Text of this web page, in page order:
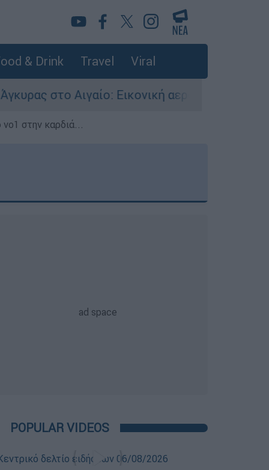
& Drink Travel Viral
Εικονική αερομαχία ανάμεσα σε
στην καρδιά...
POPULAR VIDEOS